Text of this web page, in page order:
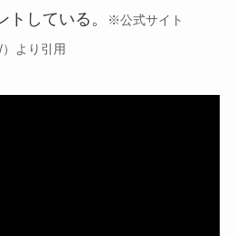
トしている。
※公式サイト
より引用